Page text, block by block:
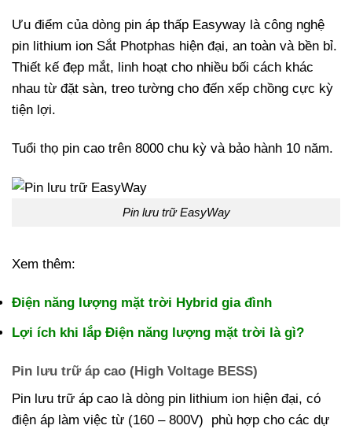
Ưu điểm của dòng pin áp thấp Easyway là công nghệ
pin lithium ion Sắt Photphas hiện đại, an toàn và bền bỉ.
Thiết kế đẹp mắt, linh hoạt cho nhiều bối cách khác
nhau từ đặt sàn, treo tường cho đến xếp chồng cực kỳ
tiện lợi.
Tuổi thọ pin cao trên 8000 chu kỳ và bảo hành 10 năm.
Pin lưu trữ EasyWay
Xem thêm:
Điện năng lượng mặt trời Hybrid gia đình
Lợi ích khi lắp Điện năng lượng mặt trời là gì?
Pin lưu trữ áp cao (High Voltage BESS)
Pin lưu trữ áp cao là dòng pin lithium ion hiện đại, có
điện áp làm việc từ (160 – 800V) phù hợp cho các dự